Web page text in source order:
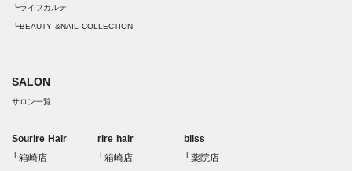
┗ライフカルテ
┗BEAUTY &NAIL COLLECTION
SALON
サロン一覧
Sourire Hair
└箱崎店
rire hair
└箱崎店
bliss
└薬院店